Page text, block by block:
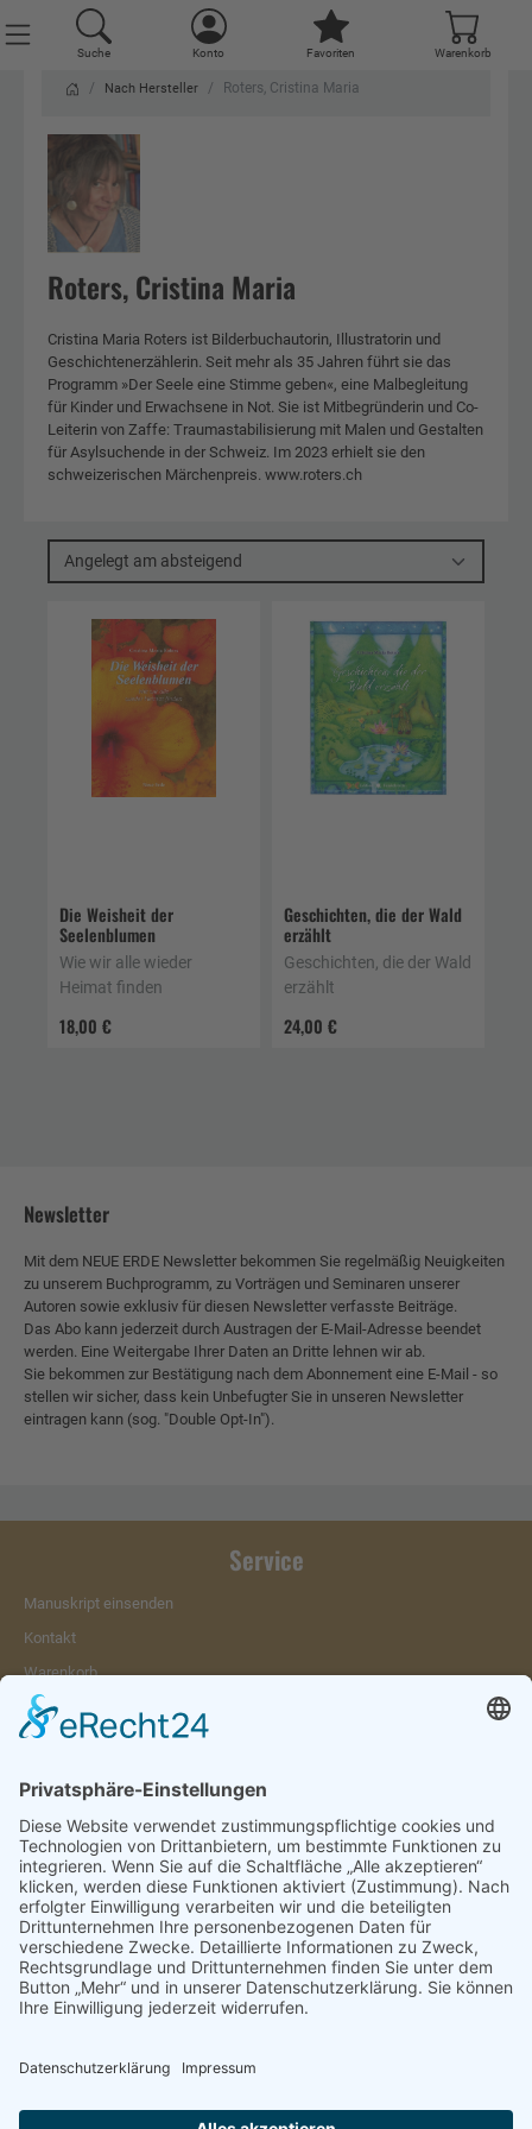
Suche Konto Favoriten Warenkorb
Nach Hersteller Roters, Cristina Maria
Roters, Cristina Maria
Cristina Maria Roters ist Bilderbuchautorin, Illustratorin und
Geschichtenerzählerin. Seit mehr als 35 Jahren führt sie das
Programm »Der Seele eine Stimme geben«, eine Malbegleitung
für Kinder und Erwachsene in Not. Sie ist Mitbegründerin und Co-
Leiterin von Zaffe: Traumastabilisierung mit Malen und Gestalten
für Asylsuchende in der Schweiz. Im 2023 erhielt sie den
schweizerischen Märchenpreis. www.roters.ch
Angelegt am absteigend
Die Weisheit der
Seelenblumen
18,00 €
Wie wir alle wieder
Heimat finden
Geschichten, die der Wald
erzählt
24,00 €
Geschichten, die der Wald
erzählt
Newsletter
Mit dem NEUE ERDE Newsletter bekommen Sie regelmäßig Neuigkeiten
zu unserem Buchprogramm, zu Vorträgen und Seminaren unserer
Autoren sowie exklusiv für diesen Newsletter verfasste Beiträge.
Das Abo kann jederzeit durch Austragen der E-Mail-Adresse beendet
werden. Eine Weitergabe Ihrer Daten an Dritte lehnen wir ab.
Sie bekommen zur Bestätigung nach dem Abonnement eine E-Mail - so
stellen wir sicher, dass kein Unbefugter Sie in unseren Newsletter
eintragen kann (sog. "Double Opt-In").
Service
Manuskript einsenden
Kontakt
Warenkorb
Konto
Merkzettel
Vertrag widerrufen
Informationen
Impressum & Disclaimer
AGB und Widerrufsrecht
Verpackung und Versand